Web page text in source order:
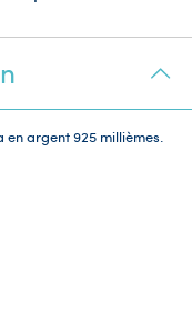
en argent 925 millièmes.